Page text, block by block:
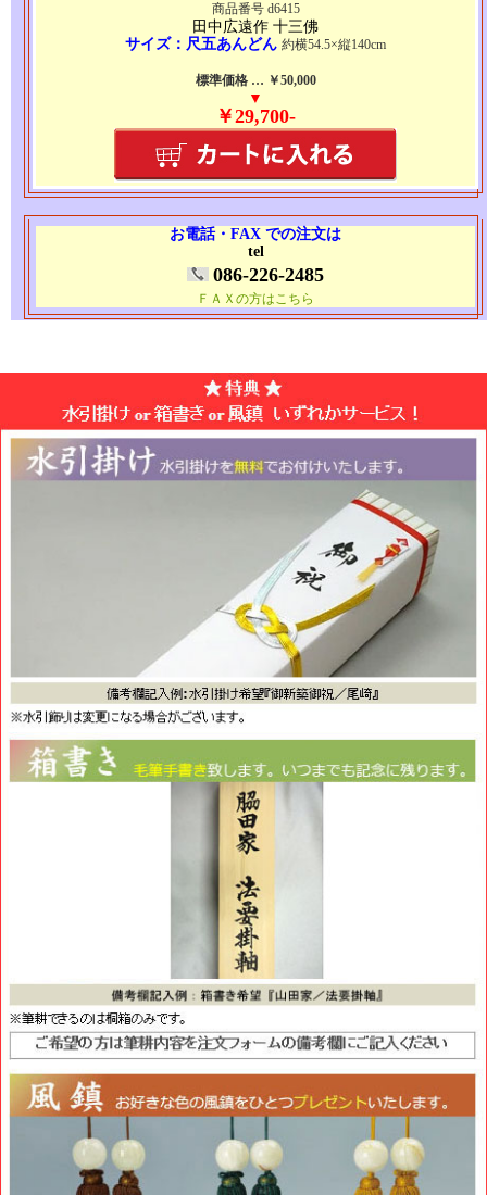
商品番号 d6415
田中広遠作 十三佛
サイズ：尺五あんどん 約横54.5×縦140cm
標準価格 … ￥50,000
▼
￥29,700-
お電話・FAX での注文は
tel
086-226-2485
ＦＡＸの方はこちら